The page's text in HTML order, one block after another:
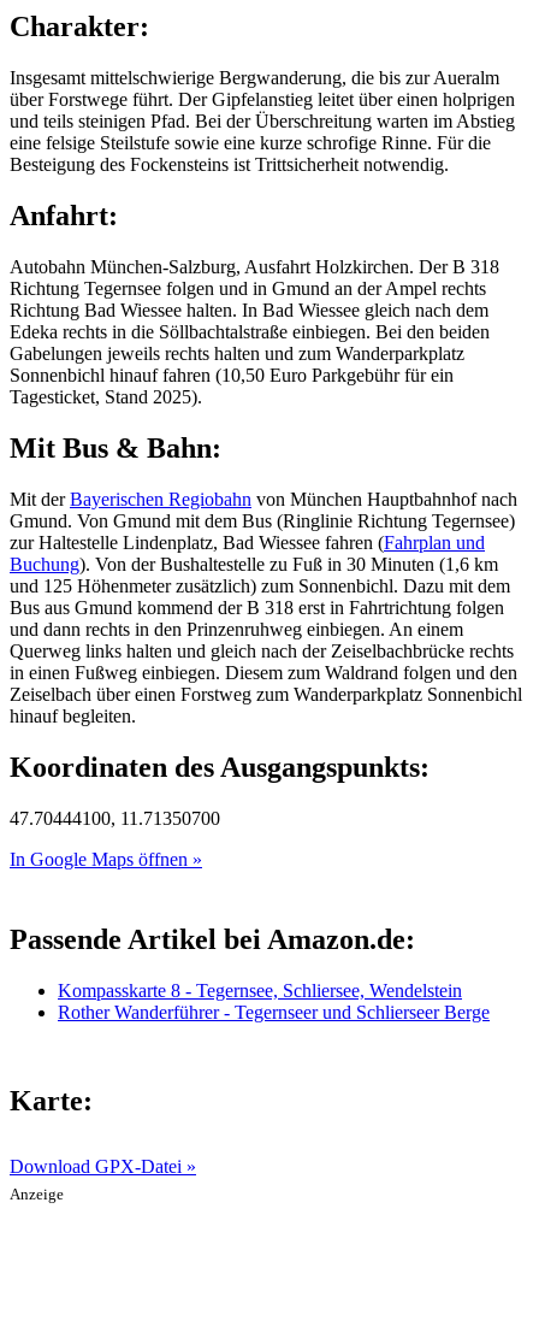
Charakter:
Insgesamt mittelschwierige Bergwanderung, die bis zur Aueralm
über Forstwege führt. Der Gipfelanstieg leitet über einen holprigen
und teils steinigen Pfad. Bei der Überschreitung warten im Abstieg
eine felsige Steilstufe sowie eine kurze schrofige Rinne. Für die
Besteigung des Fockensteins ist Trittsicherheit notwendig.
Anfahrt:
Autobahn München-Salzburg, Ausfahrt Holzkirchen. Der B 318
Richtung Tegernsee folgen und in Gmund an der Ampel rechts
Richtung Bad Wiessee halten. In Bad Wiessee gleich nach dem
Edeka rechts in die Söllbachtalstraße einbiegen. Bei den beiden
Gabelungen jeweils rechts halten und zum Wanderparkplatz
Sonnenbichl hinauf fahren (10,50 Euro Parkgebühr für ein
Tagesticket, Stand 2025).
Mit Bus & Bahn:
Mit derBayerischen Regiobahn von München Hauptbahnhof nach
Gmund. Von Gmund mit dem Bus (Ringlinie Richtung Tegernsee)
zur Haltestelle Lindenplatz, Bad Wiessee fahren (Fahrplan und
Buchung). Von der Bushaltestelle zu Fuß in 30 Minuten (1,6 km
und 125 Höhenmeter zusätzlich) zum Sonnenbichl. Dazu mit dem
Bus aus Gmund kommend der B 318 erst in Fahrtrichtung folgen
und dann rechts in den Prinzenruhweg einbiegen. An einem
Querweg links halten und gleich nach der Zeiselbachbrücke rechts
in einen Fußweg einbiegen. Diesem zum Waldrand folgen und den
Zeiselbach über einen Forstweg zum Wanderparkplatz Sonnenbichl
hinauf begleiten.
Koordinaten des Ausgangspunkts:
47.70444100, 11.71350700
In Google Maps öffnen »
Passende Artikel bei Amazon.de:
Kompasskarte 8 - Tegernsee, Schliersee, Wendelstein
Rother Wanderführer - Tegernseer und Schlierseer Berge
Karte:
Download GPX-Datei »
Anzeige